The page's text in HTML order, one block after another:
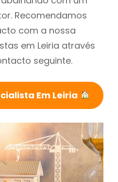
Recomendamos
com a nossa
em Leiria através
seguinte.
Em Leiria